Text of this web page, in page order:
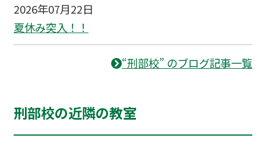
2026年07月22日
夏休み突入！！
“刑部校” のブログ記事一覧
刑部校の近隣の教室